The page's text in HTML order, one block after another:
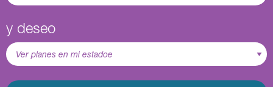
y deseo